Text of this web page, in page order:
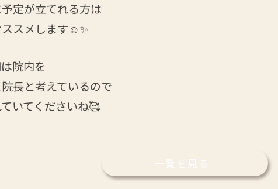
定が立てれる方は
スメします☺️✨
院内を
長と考えているので
いてくださいね🥰
一覧を見る